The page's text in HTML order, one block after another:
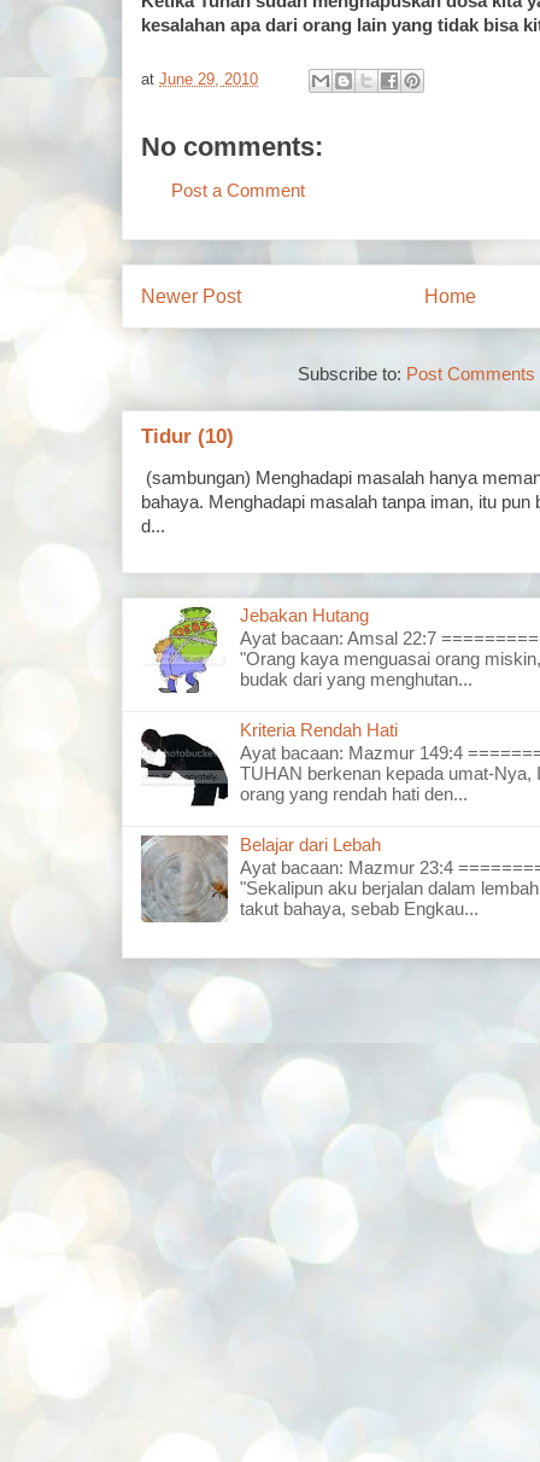
kesalahan apa dari orang lain yang tidak bisa
at June 29, 2010
No comments:
Post a Comment
Newer Post Home
Subscribe to: Post Comments
Tidur (10)
(sambungan) Menghadapi masalah hanya
bahaya. Menghadapi masalah tanpa iman, itu
d...
Jebakan Hutang
Ayat bacaan: Amsal 22:7
"Orang kaya menguasai orang
budak dari yang menghutan...
Kriteria Rendah Hati
Ayat bacaan: Mazmur 149:4
TUHAN berkenan kepada umat-Nya,
orang yang rendah hati den...
Belajar dari Lebah
Ayat bacaan: Mazmur 23:4
"Sekalipun aku berjalan dalam
takut bahaya, sebab Engkau...